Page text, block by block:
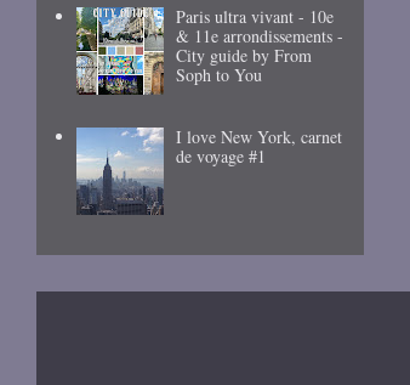
Paris ultra vivant - 10e
& 11e arrondissements -
City guide by From
Soph to You
I love New York, carnet
de voyage #1